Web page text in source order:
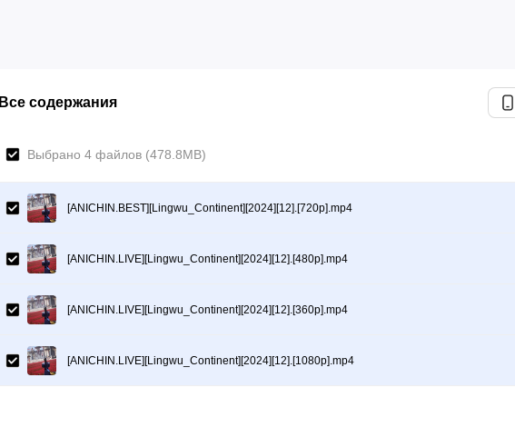
Все содержания
Выбрано 4 файлов (478.8MB)
[ANICHIN.BEST][Lingwu_Continent][2024][12].[720p].mp4
[ANICHIN.LIVE][Lingwu_Continent][2024][12].[480p].mp4
[ANICHIN.LIVE][Lingwu_Continent][2024][12].[360p].mp4
[ANICHIN.LIVE][Lingwu_Continent][2024][12].[1080p].mp4